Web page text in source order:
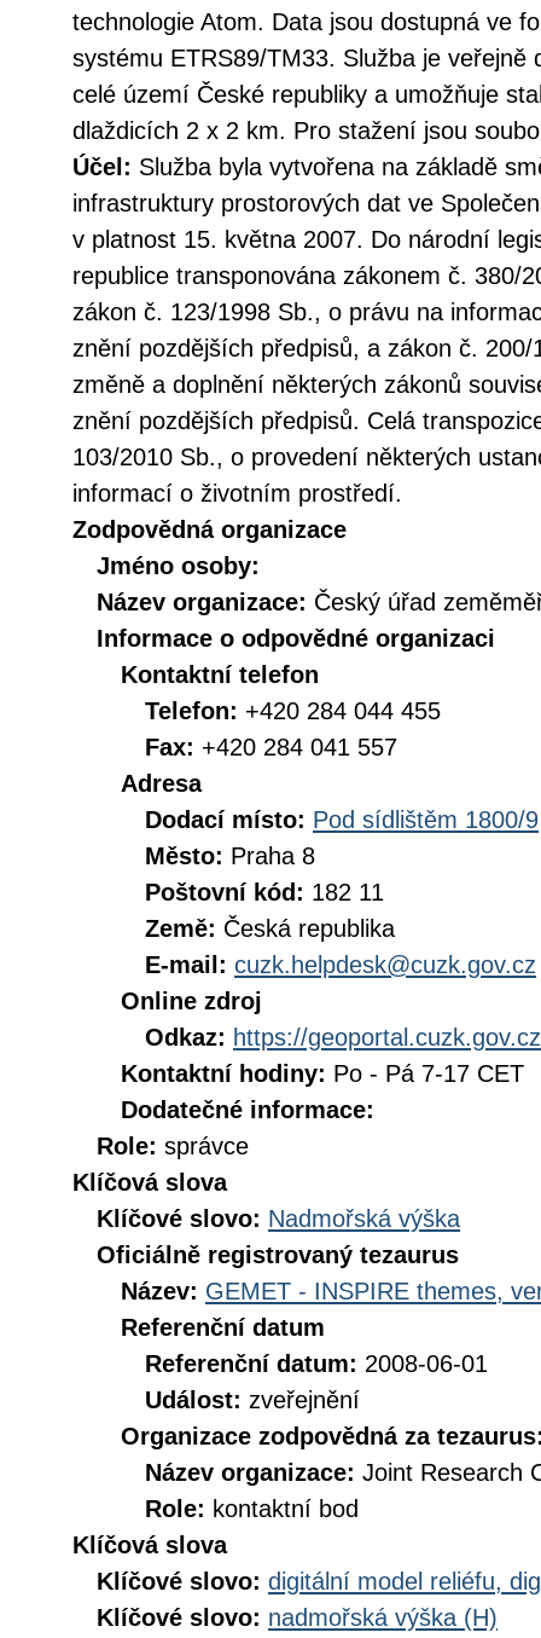
technologie Atom. Data jsou dostupná ve
systému ETRS89/TM33. Služba je veřejně
celé území České republiky a umožňuje
dlaždicích 2 x 2 km. Pro stažení jsou
Účel: Služba byla vytvořena na základě
infrastruktury prostorových dat ve
v platnost 15. května 2007. Do národní
republice transponována zákonem č. 380/
zákon č. 123/1998 Sb., o právu na
znění pozdějších předpisů, a zákon č.
změně a doplnění některých zákonů
znění pozdějších předpisů. Celá
103/2010 Sb., o provedení některých
informací o životním prostředí.
Zodpovědná organizace
Jméno osoby:
Název organizace: Český úřad
Informace o odpovědné organizaci
Kontaktní telefon
Telefon: +420 284 044 455
Fax: +420 284 041 557
Adresa
Dodací místo: Pod sídlištěm 1800/9
Město: Praha 8
Poštovní kód: 182 11
Země: Česká republika
E-mail: cuzk.helpdesk@cuzk.gov.cz
Online zdroj
Odkaz: https://geoportal.cuzk.gov.cz
Kontaktní hodiny: Po - Pá 7-17 CET
Dodatečné informace:
Role: správce
Klíčová slova
Klíčové slovo: Nadmořská výška
Oficiálně registrovaný tezaurus
Název: GEMET - INSPIRE themes,
Referenční datum
Referenční datum: 2008-06-01
Událost: zveřejnění
Organizace zodpovědná za
Název organizace: Joint Research
Role: kontaktní bod
Klíčová slova
Klíčové slovo: digitální model reliéfu,
Klíčové slovo: nadmořská výška (H)